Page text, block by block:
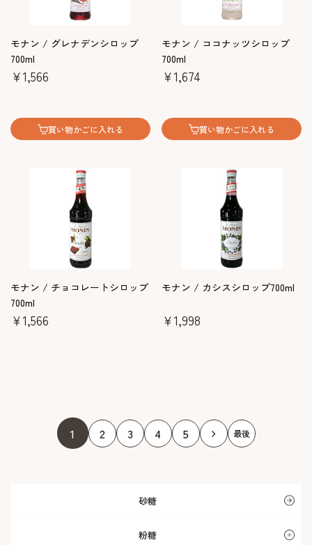
モナン / グレナデンシロップ
700ml
￥1,566
買い物かごに入れる
モナン / ココナッツシロップ
700ml
￥1,674
買い物かごに入れる
モナン / チョコレートシロップ
700ml
￥1,566
モナン / カシスシロップ700ml
￥1,998
1 2 3 4 5
砂糖
粉糖